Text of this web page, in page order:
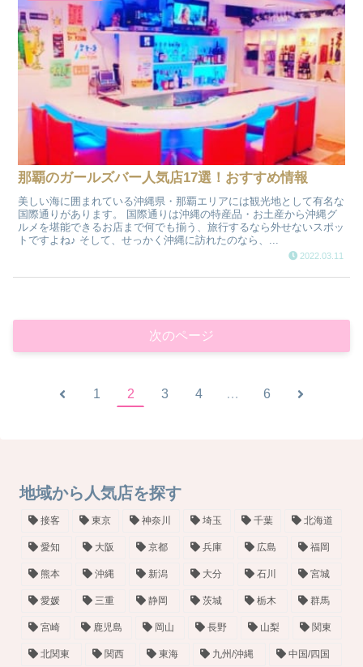
那覇のガールズバー人気店17選！おすすめ情報
美しい海に囲まれている沖縄県・那覇エリアには観光地として有名な
国際通りがあります。 国際通りは沖縄の特産品・お土産から沖縄グ
ルメを堪能できるお店まで何でも揃う、旅行するなら外せないスポッ
トですよね♪ そして、せっかく沖縄に訪れたのなら、...
2022.03.11
次のページ
1 2 3 4 … 6
地域から人気店を探す
接客 東京 神奈川 埼玉 千葉 北海道
愛知 大阪 京都 兵庫 広島 福岡
熊本 沖縄 新潟 大分 石川 宮城
愛媛 三重 静岡 茨城 栃木 群馬
宮崎 鹿児島 岡山 長野 山梨 関東
北関東 関西 東海 九州/沖縄 中国/四国